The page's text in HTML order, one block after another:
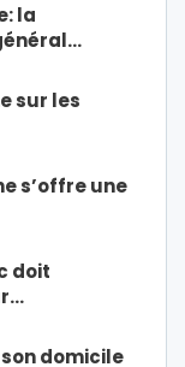
la
sur les
s’offre une
doit
domicile